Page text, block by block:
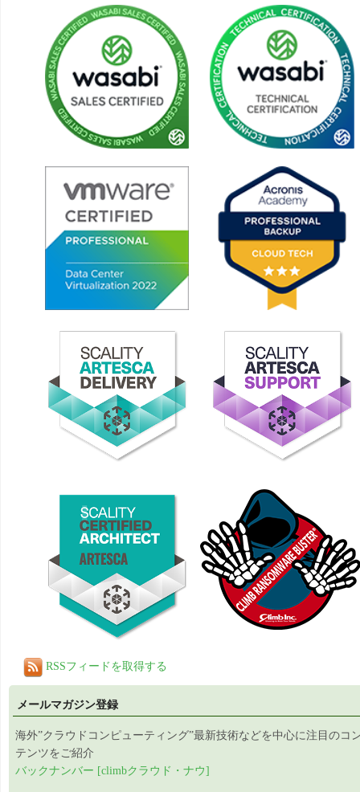
RSSフィードを取得する
メールマガジン登録
海外”クラウドコンピューティング”最新技術などを中心に注目のコ
テンツをご紹介
バックナンバー [climbクラウド・ナウ]